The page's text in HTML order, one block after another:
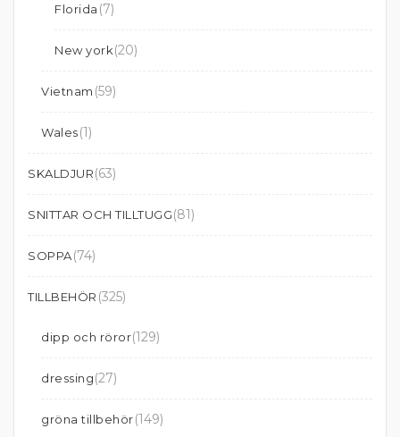
Florida (7)
New york(20)
Vietnam (59)
Wales(1)
SKALDJUR(63)
SNITTAR OCH TILLTUGG(81)
SOPPA(74)
TILLBEHÖR (325)
dipp och röror(129)
dressing(27)
gröna tillbehör(149)